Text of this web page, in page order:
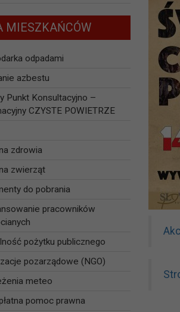
MIESZKAŃCÓW
odpadami
azbestu
Punkt Konsultacyjno –
CZYSTE POWIETRZE
zdrowia
zwierząt
do pobrania
pracowników
pożytku publicznego
pozarządowe (NGO)
meteo
pomoc prawna